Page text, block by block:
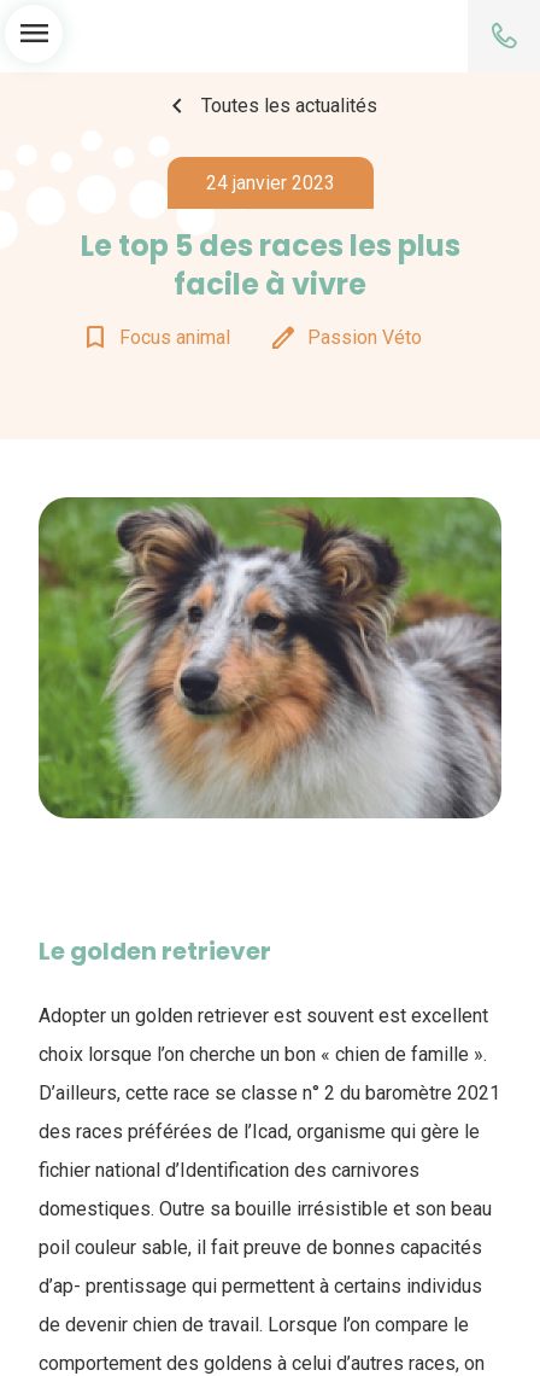
menu
chevron_left Toutes les actualités
24 janvier 2023
Le top 5 des races les plus
facile à vivre
bookmark_border Focus animal edit Passion Véto
Le golden retriever
Adopter un golden retriever est souvent est excellent
choix lorsque l’on cherche un bon « chien de famille ».
D’ailleurs, cette race se classe n° 2 du baromètre 2021
des races préférées de l’Icad, organisme qui gère le
fichier national d’Identification des carnivores
domestiques. Outre sa bouille irrésistible et son beau
poil couleur sable, il fait preuve de bonnes capacités
d’ap- prentissage qui permettent à certains individus
de devenir chien de travail. Lorsque l’on compare le
comportement des goldens à celui d’autres races, on